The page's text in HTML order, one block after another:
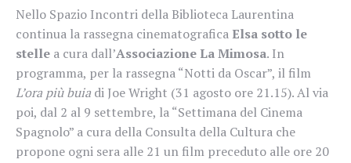
Nello Spazio Incontri della Biblioteca Laurentina
continua la rassegna cinematograficaElsa sotto le
stelle a cura dall’AssociazioneLa Mimosa. In
programma, per la rassegna “Notti da Oscar”, il film
L’ora più buia di Joe Wright (31 agosto ore 21.15). Al via
poi, dal 2 al 9 settembre, la “Settimana del Cinema
Spagnolo” a cura della Consulta della Cultura che
propone ogni sera alle 21 un film preceduto alle ore 20